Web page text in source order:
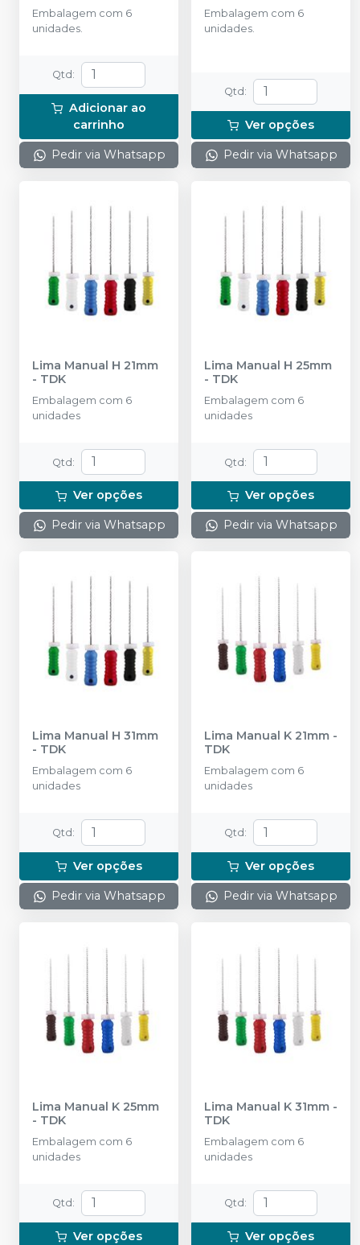
Embalagem com 6
unidades.
Qtd :
Adicionar ao
carrinho
Pedir via Whatsapp
Embalagem com 6
unidades.
Qtd :
Ver opções
Pedir via Whatsapp
Lima Manual H 21mm
- TDK
Embalagem com 6
unidades
Qtd:
Ver opções
Pedir via Whatsapp
Lima Manual H 25mm
- TDK
Embalagem com 6
unidades
Qtd:
Ver opções
Pedir via Whatsapp
Lima Manual H 31mm
- TDK
Embalagem com 6
unidades
Qtd :
Ver opções
Pedir via Whatsapp
Lima Manual K 21mm -
TDK
Embalagem com 6
unidades
Qtd :
Ver opções
Pedir via Whatsapp
Lima Manual K 25mm
- TDK
Embalagem com 6
unidades
Qtd :
Ver opções
Lima Manual K 31mm -
TDK
Embalagem com 6
unidades
Qtd :
Ver opções